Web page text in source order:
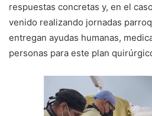
respuestas concretas y, en el
venido realizando jornadas
entregan ayudas humanas,
personas para este plan